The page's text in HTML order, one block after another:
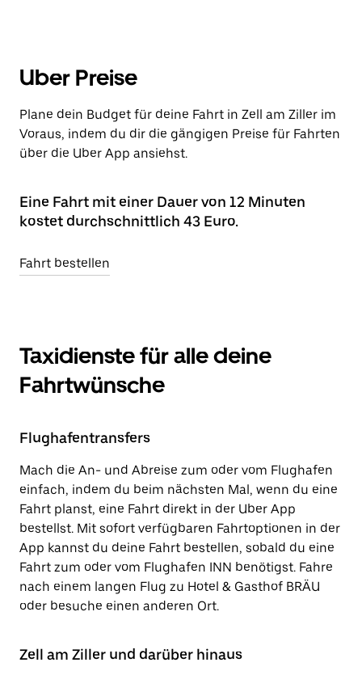
Uber Preise
Plane dein Budget für deine Fahrt in Zell am Ziller im
Voraus, indem du dir die gängigen Preise für Fahrten
über die Uber App ansiehst.
Eine Fahrt mit einer Dauer von 12 Minuten
kostet durchschnittlich 43 Euro.
Fahrt bestellen
Taxidienste für alle deine
Fahrtwünsche
Flughafentransfers
Mach die An- und Abreise zum oder vom Flughafen
einfach, indem du beim nächsten Mal, wenn du eine
Fahrt planst, eine Fahrt direkt in der Uber App
bestellst. Mit sofort verfügbaren Fahrtoptionen in der
App kannst du deine Fahrt bestellen, sobald du eine
Fahrt zum oder vom Flughafen INN benötigst. Fahre
nach einem langen Flug zu Hotel & Gasthof BRÄU
oder besuche einen anderen Ort.
Zell am Ziller und darüber hinaus